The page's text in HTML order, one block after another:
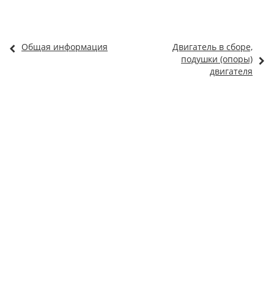
Общая информация
Двигатель в сборе,
подушки (опоры)
двигателя